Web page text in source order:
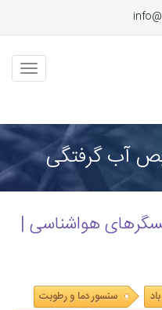
آب گرفتگی
هواشناسی |
سنسور دما و رطوبت